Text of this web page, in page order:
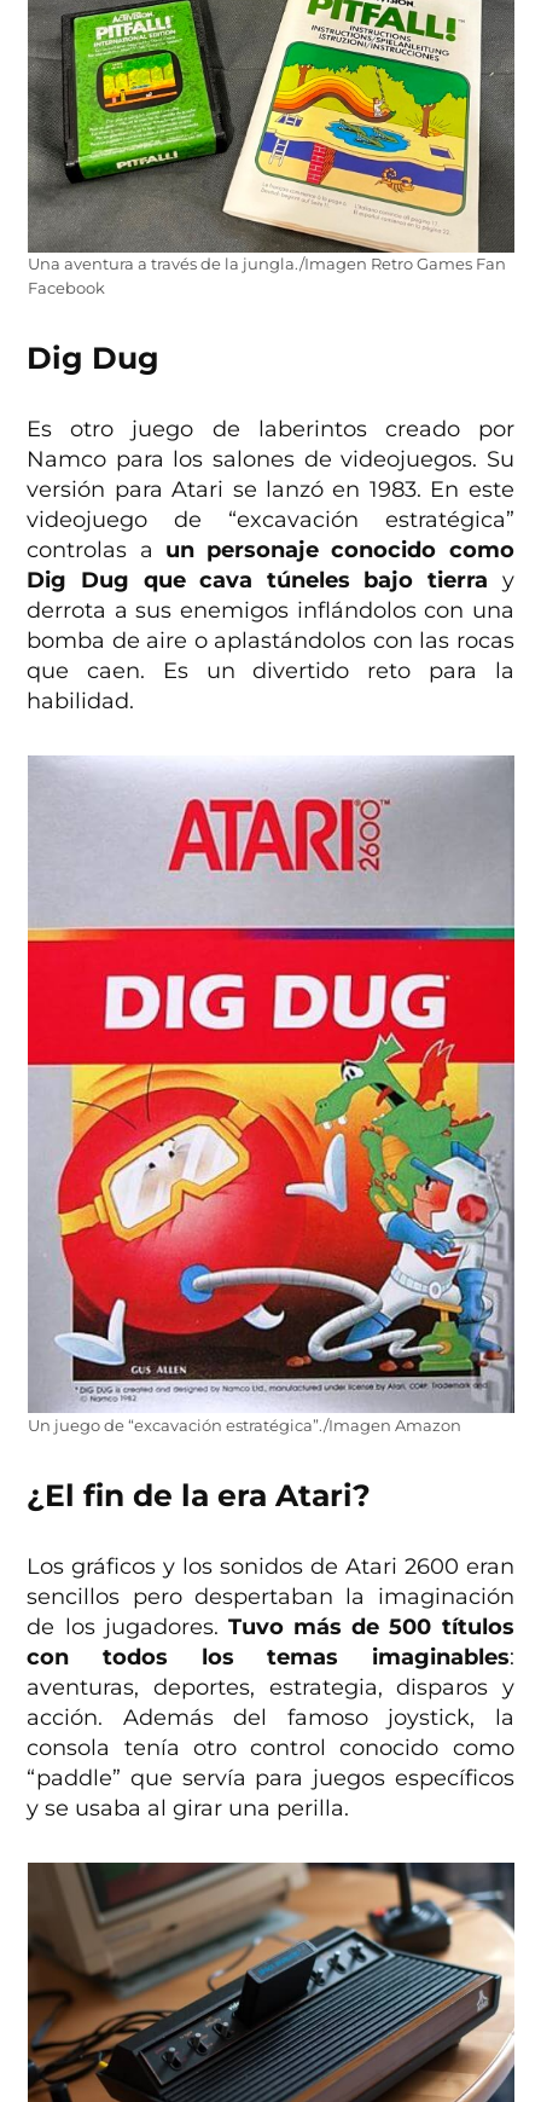
Una aventura a través de la jungla./Imagen Retro Games Fan
Facebook
Dig Dug
Es otro juego de laberintos creado por
Namco para los salones de videojuegos. Su
versión para Atari se lanzó en 1983. En este
videojuego de “excavación estratégica”
controlas a un personaje conocido como
Dig Dug que cava túneles bajo tierra y
derrota a sus enemigos inflándolos con una
bomba de aire o aplastándolos con las rocas
que caen. Es un divertido reto para la
habilidad.
Un juego de “excavación estratégica”./Imagen Amazon
¿El fin de la era Atari?
Los gráficos y los sonidos de Atari 2600 eran
sencillos pero despertaban la imaginación
de los jugadores. Tuvo más de 500 títulos
con todos los temas imaginables:
aventuras, deportes, estrategia, disparos y
acción. Además del famoso joystick, la
consola tenía otro control conocido como
“paddle” que servía para juegos específicos
y se usaba al girar una perilla.